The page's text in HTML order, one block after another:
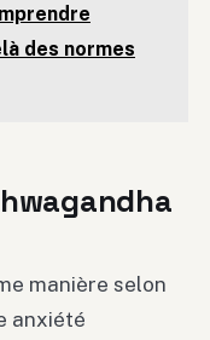
des normes
manière selon
anxiété